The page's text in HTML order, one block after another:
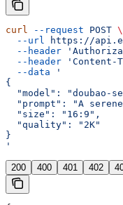
curl --request POST \
  --url
https://
  --header
  --header
'Content-
  --data
'
{
"model": "doubao-
"prompt": "A
  "size": "16:9",
  "quality": "2K"
}
'
200 400 401 402